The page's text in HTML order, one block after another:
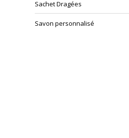
Sachet Dragées
Savon personnalisé